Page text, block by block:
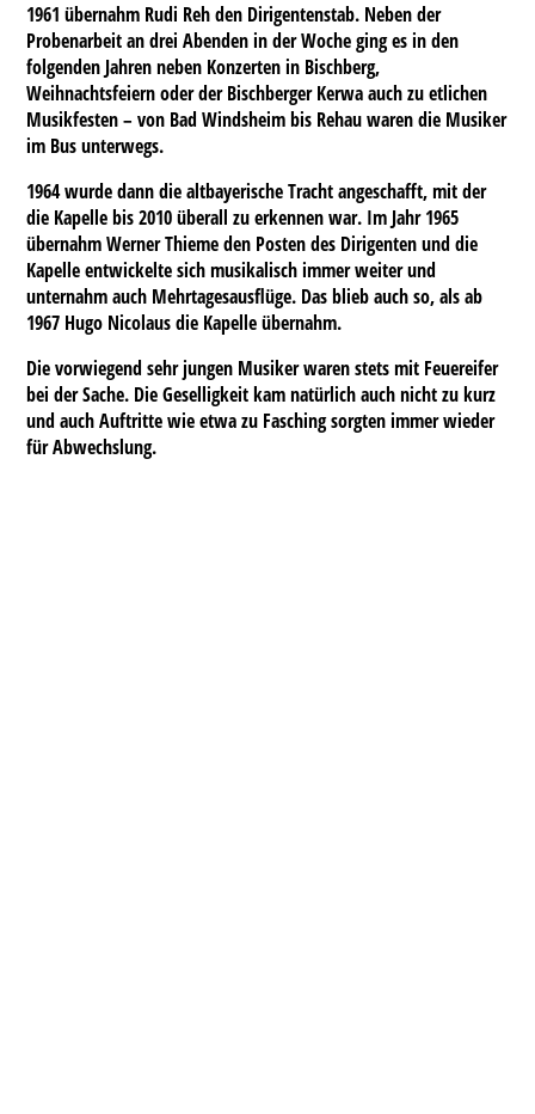
1961 übernahm Rudi Reh den Dirigentenstab. Neben der
Probenarbeit an drei Abenden in der Woche ging es in den
folgenden Jahren neben Konzerten in Bischberg,
Weihnachtsfeiern oder der Bischberger Kerwa auch zu etlichen
Musikfesten – von Bad Windsheim bis Rehau waren die Musiker
im Bus unterwegs.
1964 wurde dann die altbayerische Tracht angeschafft, mit der
die Kapelle bis 2010 überall zu erkennen war. Im Jahr 1965
übernahm Werner Thieme den Posten des Dirigenten und die
Kapelle entwickelte sich musikalisch immer weiter und
unternahm auch Mehrtagesausflüge. Das blieb auch so, als ab
1967 Hugo Nicolaus die Kapelle übernahm.
Die vorwiegend sehr jungen Musiker waren stets mit Feuereifer
bei der Sache. Die Geselligkeit kam natürlich auch nicht zu kurz
und auch Auftritte wie etwa zu Fasching sorgten immer wieder
für Abwechslung.